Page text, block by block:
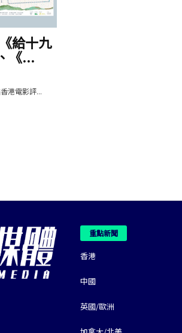
給十九
《...
港電影評...
重點新聞
香港
中國
英國/歐洲